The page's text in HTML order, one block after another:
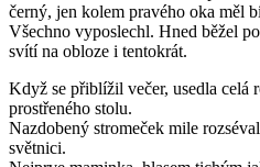
černý, jen kolem pravého oka měl
Všechno vyposlechl. Hned běžel
svítí na obloze i tentokrát.
Když se přiblížil večer, usedla celá
prostřeného stolu.
Nazdobený stromeček mile
světnici.